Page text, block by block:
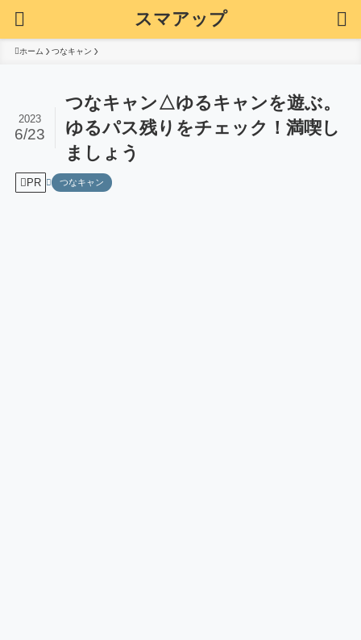
スマアップ
ホーム つなキャン
つなキャン△ゆるキャンを遊ぶ。
ゆるパス残りをチェック！満喫し
ましょう
2023
6/23
PR つなキャン